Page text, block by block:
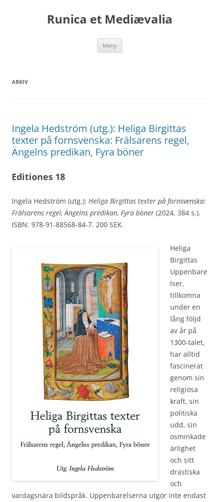
Runica et Mediævalia
Meny Hoppa
innehåll
ARKIV
Ingela Hedström (utg.): Heliga Birgittas
texter på fornsvenska: Frälsarens regel,
Ängelns predikan, Fyra böner
Editiones 18
Ingela Hedström (utg.): Heliga Birgittas texter på fornsvenska:
Frälsarens regel, Ängelns predikan, Fyra böner (2024, 384 s.).
ISBN: 978-91-88568-84-7. 200 SEK.
Heliga
Birgittas
Uppenbare
lser,
tillkomna
under en
lång följd
av år på
1300-talet,
har alltid
fascinerat
genom sin
religiösa
kraft, sin
politiska
udd, sin
osminkade
ärlighet
och sitt
drastiska
och
vardagsnära bildspråk. Uppenbarelserna utgör inte endast